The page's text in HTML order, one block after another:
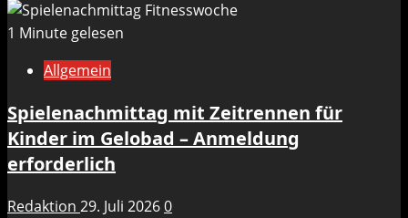
1 Minute gelesen
Allgemein
Spielenachmittag mit Zeitrennen für
Kinder im Gelobad – Anmeldung
erforderlich
Redaktion 29. Juli 20260